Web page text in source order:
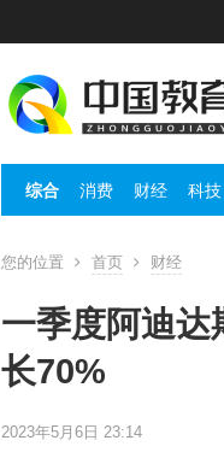
综合 消费 财经 科技
您的位置 首页 财经
一季度阿迪达
长70%
2023年5月6日 23:14